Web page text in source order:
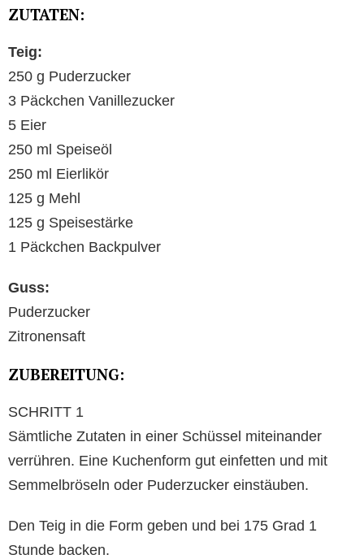
ZUTATEN:
Teig:
250 g Puderzucker
3 Päckchen Vanillezucker
5 Eier
250 ml Speiseöl
250 ml Eierlikör
125 g Mehl
125 g Speisestärke
1 Päckchen Backpulver
Guss:
Puderzucker
Zitronensaft
ZUBEREITUNG:
SCHRITT 1
Sämtliche Zutaten in einer Schüssel miteinander
verrühren. Eine Kuchenform gut einfetten und mit
Semmelbröseln oder Puderzucker einstäuben.
Den Teig in die Form geben und bei 175 Grad 1
Stunde backen.